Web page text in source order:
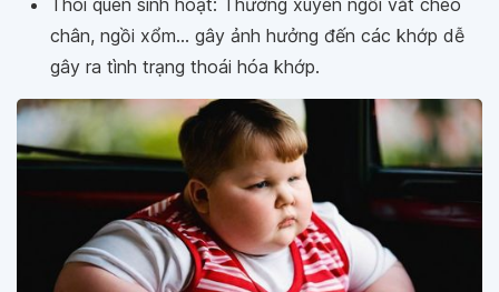
Thói quen sinh hoạt: Thường xuyên ngồi vắt chéo
chân, ngồi xổm… gây ảnh hưởng đến các khớp dễ
gây ra tình trạng thoái hóa khớp.